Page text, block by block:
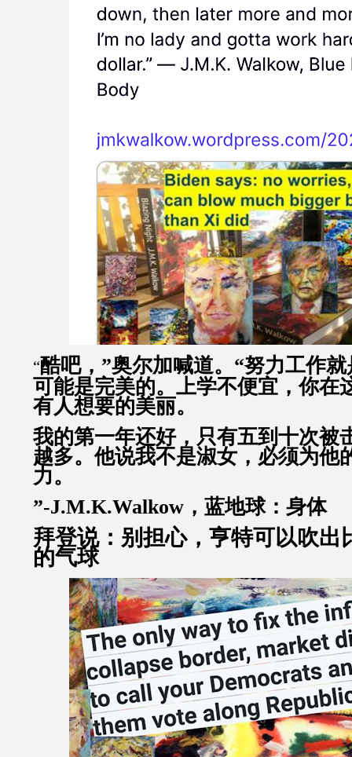
“酷吧，”奥尔加喊道。“努力工作
可能是完美的。上学不便宜，你在
有人想要的美丽。
我的第一年还好，只有五到十次被
越多。他说我不是淑女，必须为他
力。
”-J.M.K.Walkow，蓝地球：身体
拜登说：别担心，亨特可以吹出
的气球